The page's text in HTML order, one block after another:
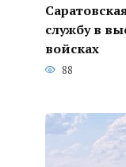
службу в
войсках
88